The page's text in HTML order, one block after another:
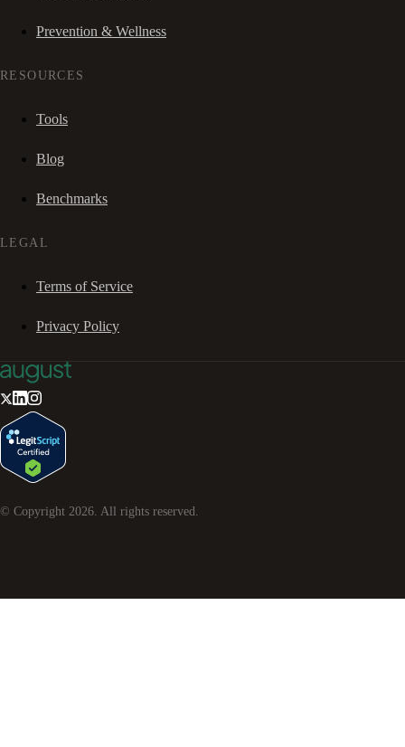
Prevention & Wellness
RESOURCES
Tools
Blog
Benchmarks
LEGAL
Terms of Service
Privacy Policy
© Copyright 2026. All rights reserved.